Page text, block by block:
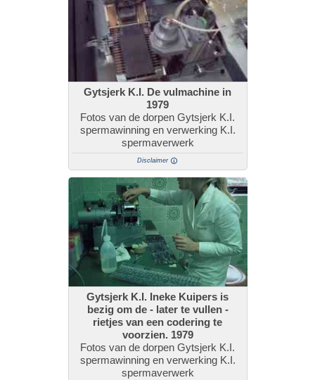
Gytsjerk K.I. De vulmachine in
1979
Fotos van de dorpen Gytsjerk K.I.
spermawinning en verwerking K.I.
spermaverwerk
Disclaimer
Gytsjerk K.I. Ineke Kuipers is
bezig om de - later te vullen -
rietjes van een codering te
voorzien. 1979
Fotos van de dorpen Gytsjerk K.I.
spermawinning en verwerking K.I.
spermaverwerk